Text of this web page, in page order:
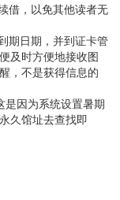
借，以免其他读者无
期日期，并到证卡管
及时方便地接收图
，不是获得信息的
是因为系统设置暑期
久馆址去查找即